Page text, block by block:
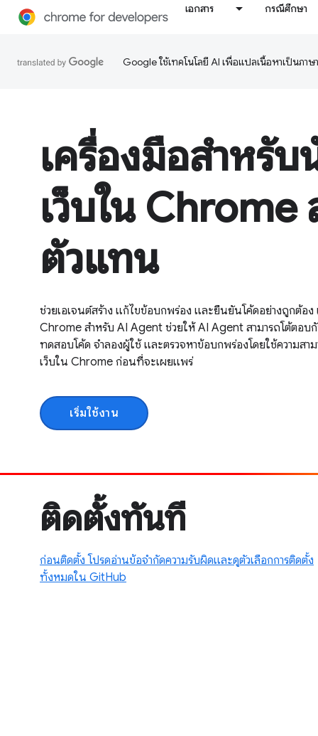
เอกสาร กรณีศึกษา
Google ใช้เทคโนโลยี AI เพื่อแปลเนื้อหาเป็นภ
เครื่องมือสำหรั
เว็บใน Chrome
ตัวแทน
ช่วยเอเจนต์สร้าง แก้ไขข้อบกพร่อง และยืนยันโค้ดอย่างถูกต้อ
Chrome สำหรับ AI Agent ช่วยให้ AI Agent สามารถโต้ตอบกั
ทดสอบโค้ด จำลองผู้ใช้ และตรวจหาข้อบกพร่องโดยใช้ความส
เว็บใน Chrome ก่อนที่จะเผยแพร่
เริ่มใช้งาน
ติดตั้งทันที
ก่อนติดตั้ง โปรดอ่านข้อจำกัดความรับผิดและดูตัวเลือกการติดตั้ง
ทั้งหมดใน GitHub